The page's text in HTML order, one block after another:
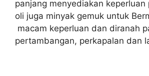
panjang menyediakan keperluan
oli juga minyak gemuk untuk
macam keperluan dan diranah
pertambangan, perkapalan dan